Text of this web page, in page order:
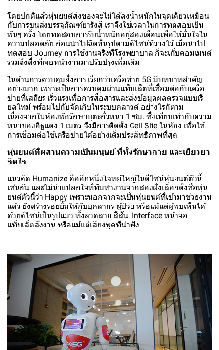
โดยปกติแล้วหุ่นยนต์ส่งของจะไม่ได้ลงน้ำหนักในจุดเดียวเหมือน
กับการขนส่งบรรจุภัณฑ์ยารังสี เราจึงใช้เวลาในการทดสอบเป็น
พันๆ ครั้ง โดยทดสอบการรับน้ำหนักอยู่สองเดือนเพื่อให้มั่นใจใน
ความปลอดภัย ก่อนนำไปฉีดขึ้นรูปตามดีไซน์ที่วางไว้ เมื่อนำไป
ทดสอบ Journey การใช้งานจริงที่โรงพยาบาล ก็จะเก็บคอมเมนต์
รวมถึงสิ่งที่เจอหน้างานมาปรับปรุงเพิ่มเติม
ในด้านการควบคุมสั่งการ เรียกว่าเครือข่าย 5G มีบทบาทสำคัญ
อย่างมาก เพราะเป็นการควบคุมผ่านแท็บเล็ตที่เชื่อมต่อกับเครือ
ข่ายที่เสถียร เร็วแรงเพื่อการสื่อสารและส่งข้อมูลผลตรวจแบบเรี
ยลไทม์ พร้อมไปกับจัดเก็บในระบบคลาวด์ อย่างไรก็ตาม
เนื่องจากในห้องพักรักษาบุตะกั่วหนา 1 ซม. ซึ่งเทียบเท่ากับความ
หนาของอิฐแดง 1 เมตร จึงมีการติดตั้ง Cell Site ในห้อง เพื่อใช้
การเชื่อมต่อใช้เครือข่ายได้อย่างเต็มประสิทธิภาพที่สุด
หุ่นยนต์ที่ผสานความเป็นมนุษย์ ที่ทั้งรักษากาย และเยียวยา
จิตใจ
แนวคิด Humanize คืออีกหนึ่งโจทย์ใหญ่ในดีไซน์หุ่นยนต์ตัวนี้
เช่นกัน และไม่น่าแปลกใจที่ทีมทำงานจากสองฝั่งเลือกตั้งชื่อหุ่น
ยนต์ตัวนี้ว่า Happy เพราะนอกจากจะเป็นหุ่นยนต์ที่เข้ามาช่วยงาน
แล้ว ยังสร้างรอยยิ้มให้กับบุคลากร ผู้ป่วย หรือแม้แต่ผู้พบเห็นได้
ด้วยดีไซน์เป็นรูปแมว ทั้งลวดลาย สีสัน Interface หน้าจอ
แท็บเล็ตสั่งงาน หรือแม้แต่เสียงพูดที่น่าฟัง